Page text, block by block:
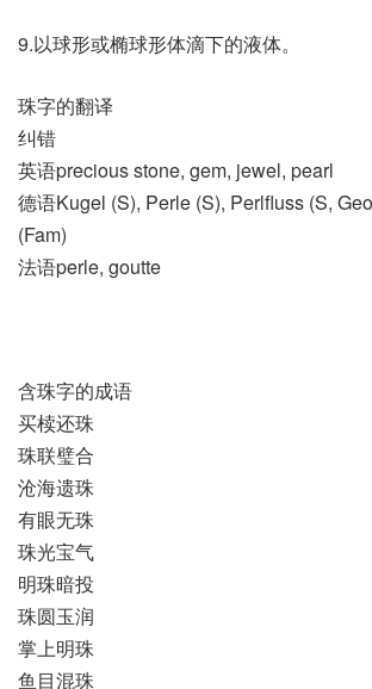
9.以球形或椭球形体滴下的液体。
珠字的翻译
纠错
英语precious stone, gem, jewel, pearl
德语Kugel (S)​, Perle (S)​, Perlfluss (S,
(Fam)
法语perle, goutte
含珠字的成语
买椟还珠
珠联璧合
沧海遗珠
有眼无珠
珠光宝气
明珠暗投
珠圆玉润
掌上明珠
鱼目混珠